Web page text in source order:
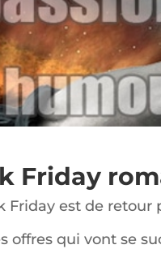
Friday
Friday est de retour
offres qui vont se